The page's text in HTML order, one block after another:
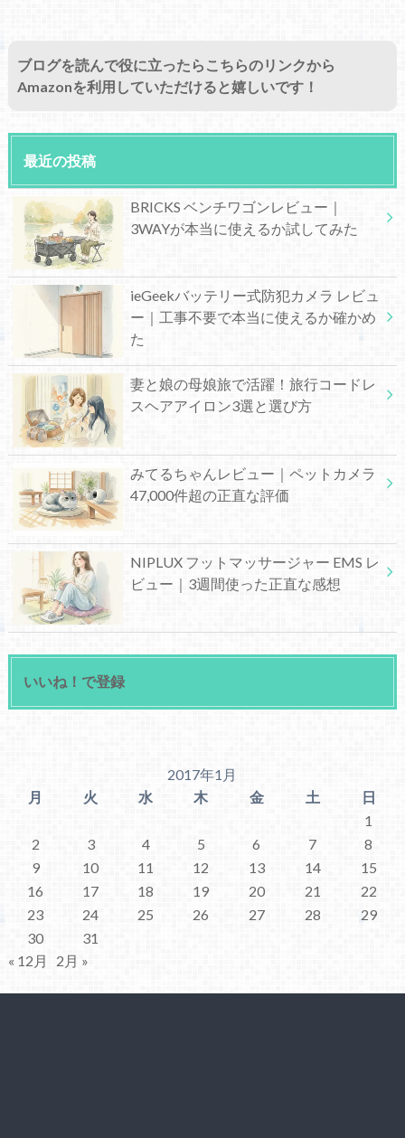
ブログを読んで役に立ったらこちらのリンクから
Amazonを利用していただけると嬉しいです！
最近の投稿
BRICKS ベンチワゴンレビュー｜
3WAYが本当に使えるか試してみた
ieGeekバッテリー式防犯カメラ レビュ
ー｜工事不要で本当に使えるか確かめ
た
妻と娘の母娘旅で活躍！旅行コードレ
スヘアアイロン3選と選び方
みてるちゃんレビュー｜ペットカメラ
47,000件超の正直な評価
NIPLUX フットマッサージャー EMS レ
ビュー｜3週間使った正直な感想
いいね！で登録
2017年1月
月
火 水 木 金 土
日
1
2
3 4 5 6 7
8
9
10 11 12 13 14
15
16
17 18 19 20 21
22
23
24 25 26 27 28
29
30
31
« 12月
2月 »